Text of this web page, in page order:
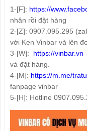
1-[F]: https://
nhân rồi đặt hàng
2-[Z]: 0907.095.295
với Ken Vinbar và lên
3-[W]: https://vinbar.vn
và đặt hàng.
4-[M]: https://m.me/
fanpage vinbar
5-[H]: Hotline